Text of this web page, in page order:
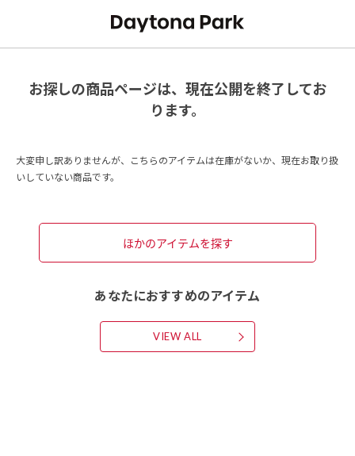
お探しの商品ページは、現在公開を終了してお
ります。
大変申し訳ありませんが、こちらのアイテムは在庫がないか、現在お取り扱
いしていない商品です。
ほかのアイテムを探す
あなたにおすすめのアイテム
VIEW ALL